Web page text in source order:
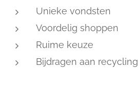
Unieke vondsten
Voordelig shoppen
Ruime keuze
Bijdragen aan recycling